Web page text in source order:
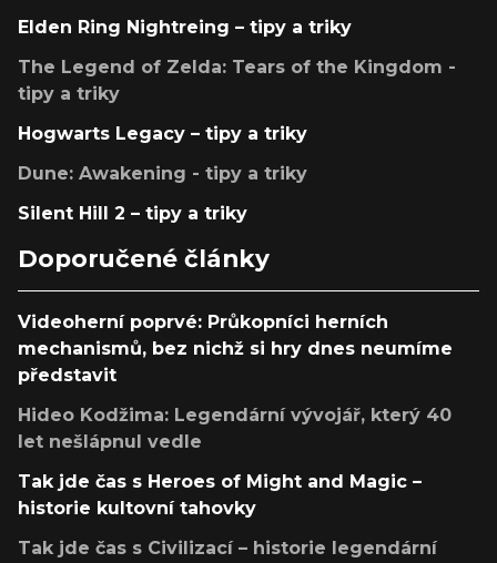
Elden Ring Nightreing – tipy a triky
The Legend of Zelda: Tears of the Kingdom -
tipy a triky
Hogwarts Legacy – tipy a triky
Dune: Awakening - tipy a triky
Silent Hill 2 – tipy a triky
Doporučené články
Videoherní poprvé: Průkopníci herních
mechanismů, bez nichž si hry dnes neumíme
představit
Hideo Kodžima: Legendární vývojář, který 40
let nešlápnul vedle
Tak jde čas s Heroes of Might and Magic –
historie kultovní tahovky
Tak jde čas s Civilizací – historie legendární